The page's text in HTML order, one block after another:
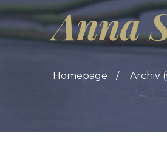
Anna
Homepage Archiv